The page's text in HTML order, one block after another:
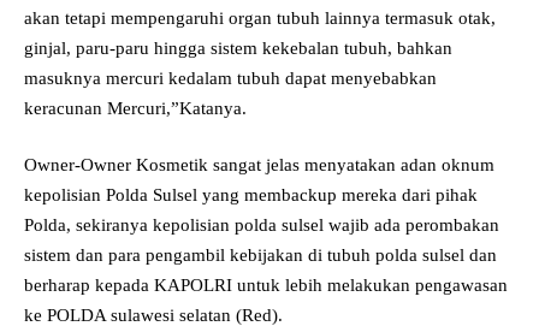
akan tetapi mempengaruhi organ tubuh lainnya termasuk otak,
ginjal, paru-paru hingga sistem kekebalan tubuh, bahkan
masuknya mercuri kedalam tubuh dapat menyebabkan
keracunan Mercuri,”Katanya.
Owner-Owner Kosmetik sangat jelas menyatakan adan oknum
kepolisian Polda Sulsel yang membackup mereka dari pihak
Polda, sekiranya kepolisian polda sulsel wajib ada perombakan
sistem dan para pengambil kebijakan di tubuh polda sulsel dan
berharap kepada KAPOLRI untuk lebih melakukan pengawasan
ke POLDA sulawesi selatan (Red).